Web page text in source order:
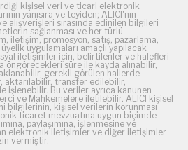
kişisel veri ve ticari elektronik
yanısıra ve teyiden; ALICI'nın
alışverişleri sırasında edinilen bilgileri
sağlanması ve her türlü
iletişim, promosyon, satış, pazarlama,
uygulamaları amaçlı yapılacak
iletişimler için, belirtilenler ve halefleri
öngörecekleri süre ile kayda alınabilir,
gerekli görülen hallerde
aktarılabilir, transfer edilebilir,
işlenebilir. Bu veriler ayrıca kanunen
ve Mahkemelere iletilebilir. ALICI kişisel
bilgilerinin, kişisel verilerin korunması
ticaret mevzuatına uygun biçimde
paylaşımına, işlenmesine ve
elektronik iletişimler ve diğer iletişimler
vermiştir.